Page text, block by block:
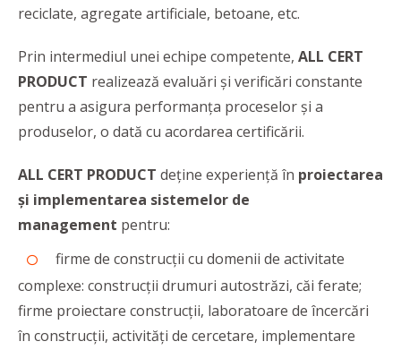
reciclate, agregate artificiale, betoane, etc.
Prin intermediul unei echipe competente, ALL CERT
PRODUCT realizează evaluări şi verificări constante
pentru a asigura performanţa proceselor şi a
produselor, o dată cu acordarea certificării.
ALL CERT PRODUCT deține experiență în proiectarea
și implementarea sistemelor de
management pentru:
firme de construcții cu domenii de activitate
complexe: construcții drumuri autostrăzi, căi ferate;
firme proiectare construcții, laboratoare de încercări
în construcții, activități de cercetare, implementare